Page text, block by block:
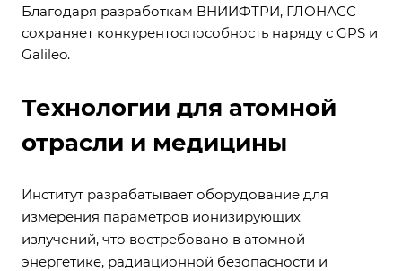
Благодаря разработкам ВНИИФТРИ, ГЛОНАСС
сохраняет конкурентоспособность наряду с GPS и
Galileo.
Технологии для атомной
отрасли и медицины
Институт разрабатывает оборудование для
измерения параметров ионизирующих
излучений, что востребовано в атомной
энергетике, радиационной безопасности и